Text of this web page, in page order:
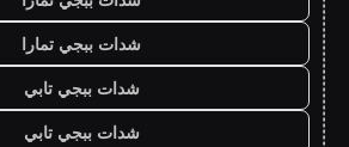
شدات ببجي تمارا
شدات ببجي تابي
شدات ببجي تابي